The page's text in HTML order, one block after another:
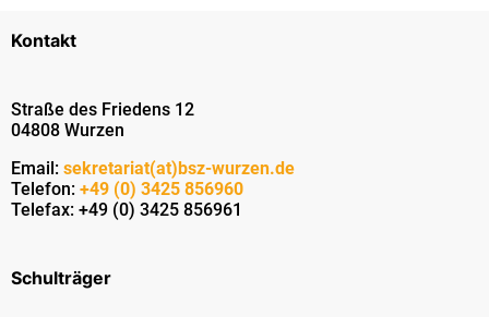
Kontakt
Straße des Friedens 12
04808 Wurzen
Email: sekretariat(at)bsz-wurzen.de
Telefon: +49 (0) 3425 856960
Telefax: +49 (0) 3425 856961
Schulträger